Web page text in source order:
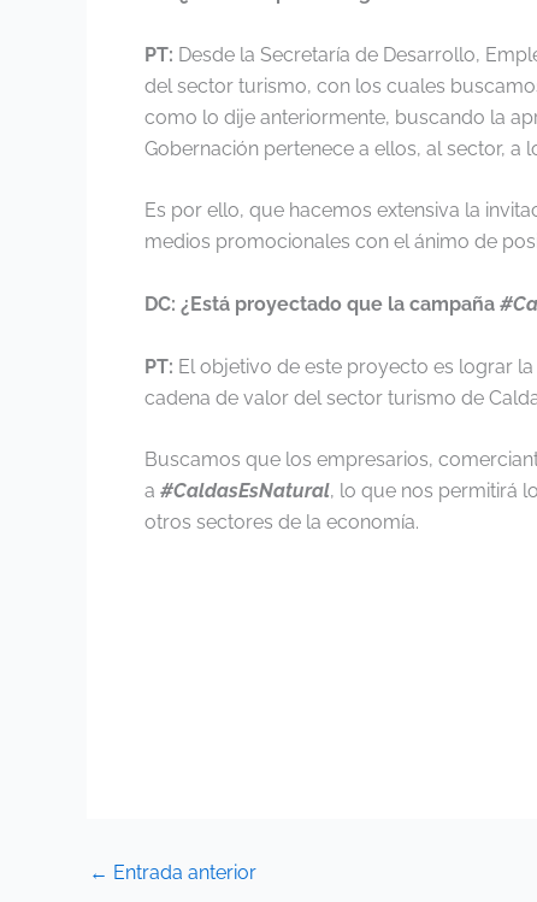
PT: Desde la Secretaría de Desarrollo,
del sector turismo, con los cuales
como lo dije anteriormente, buscando la
Gobernación pertenece a ellos, al sector,
Es por ello, que hacemos extensiva la
medios promocionales con el ánimo de
DC: ¿Está proyectado que la campaña
PT: El objetivo de este proyecto es lograr
cadena de valor del sector turismo de
Buscamos que los empresarios,
a #CaldasEsNatural, lo que nos permitirá
otros sectores de la economía.
← Entrada anterior